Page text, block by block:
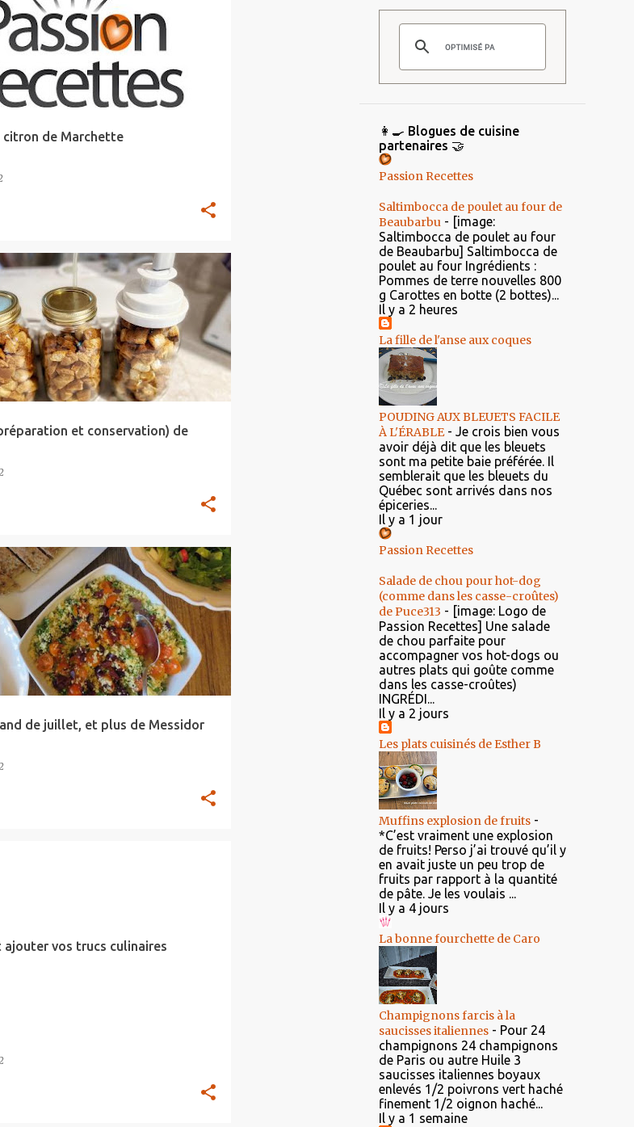
citron de Marchette
et conservation) de
de juillet, et plus de Messidor
ajouter vos trucs culinaires
👩‍🍳 Blogues de cuisine
partenaires 🤝
Passion Recettes
Saltimbocca de poulet au four de
Beaubarbu - [image:
Saltimbocca de poulet au four
de Beaubarbu] Saltimbocca de
poulet au four Ingrédients :
Pommes de terre nouvelles 800
g Carottes en botte (2 bottes)...
Il y a 2 heures
La fille de l'anse aux coques
POUDING AUX BLEUETS FACILE
À L'ÉRABLE - Je crois bien vous
avoir déjà dit que les bleuets
sont ma petite baie préférée. Il
semblerait que les bleuets du
Québec sont arrivés dans nos
épiceries...
Il y a 1 jour
Passion Recettes
Salade de chou pour hot-dog
(comme dans les casse-croûtes)
de Puce313 - [image: Logo de
Passion Recettes] Une salade
de chou parfaite pour
accompagner vos hot-dogs ou
autres plats qui goûte comme
dans les casse-croûtes)
INGRÉDI...
Il y a 2 jours
Les plats cuisinés de Esther B
Muffins explosion de fruits -
*C’est vraiment une explosion
de fruits! Perso j’ai trouvé qu’il y
en avait juste un peu trop de
fruits par rapport à la quantité
de pâte. Je les voulais ...
Il y a 4 jours
La bonne fourchette de Caro
Champignons farcis à la
saucisses italiennes - Pour 24
champignons 24 champignons
de Paris ou autre Huile 3
saucisses italiennes boyaux
enlevés 1/2 poivrons vert haché
finement 1/2 oignon haché...
Il y a 1 semaine